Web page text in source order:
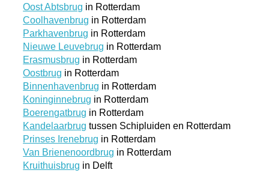
Oost Abtsbrug in Rotterdam
Coolhavenbrug in Rotterdam
Parkhavenbrug in Rotterdam
Nieuwe Leuvebrug in Rotterdam
Erasmusbrug in Rotterdam
Oostbrug in Rotterdam
Binnenhavenbrug in Rotterdam
Koninginnebrug in Rotterdam
Boerengatbrug in Rotterdam
Kandelaarbrug tussen Schipluiden en Rotterdam
Prinses Irenebrug in Rotterdam
Van Brienenoordbrug in Rotterdam
Kruithuisbrug in Delft